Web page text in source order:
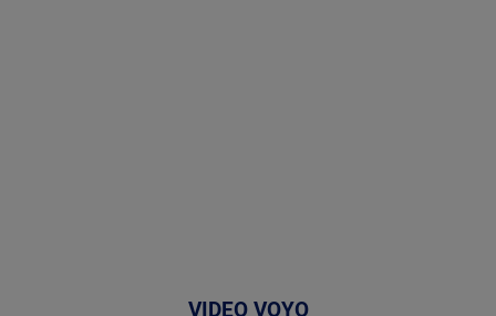
VIDEO VOYO